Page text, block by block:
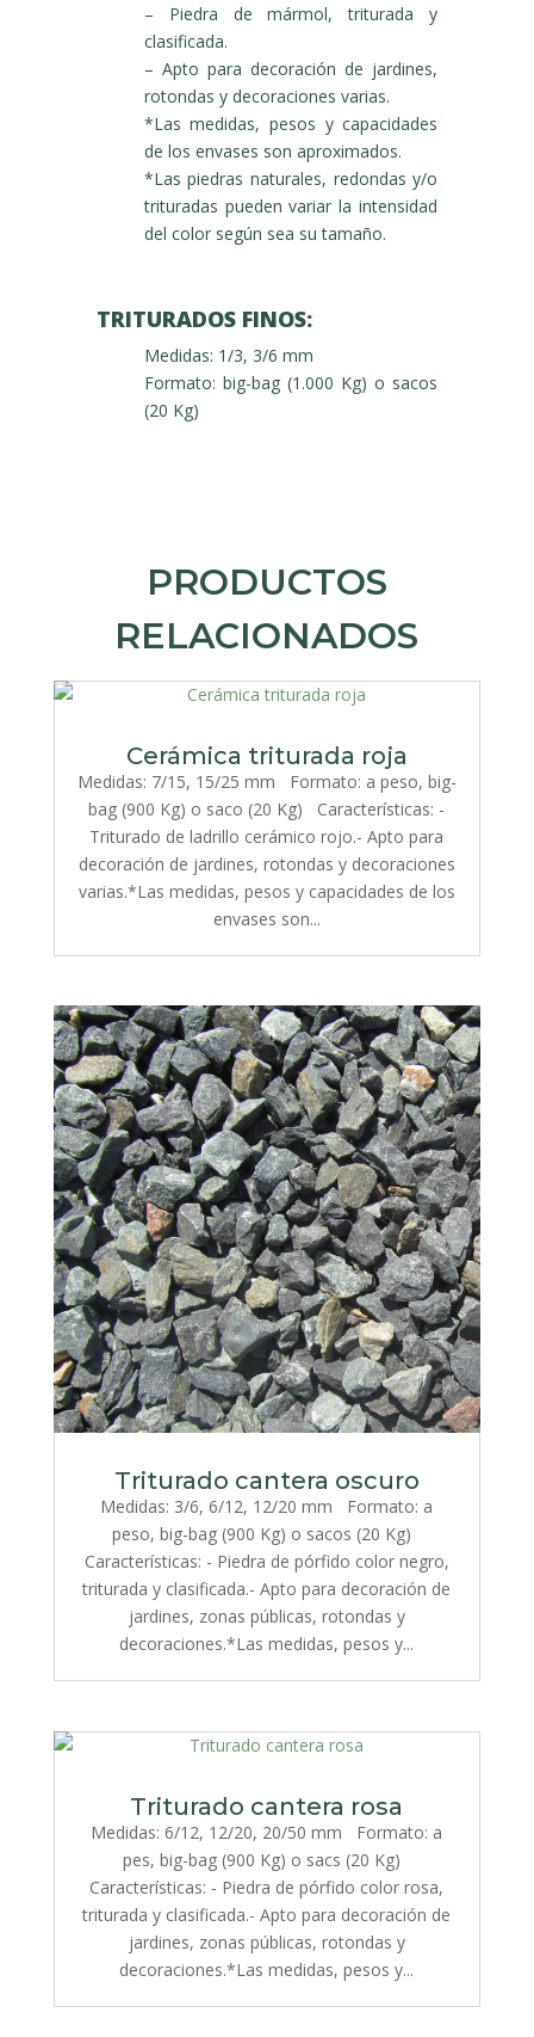
– Piedra de mármol, triturada y
clasificada.
– Apto para decoración de jardines,
rotondas y decoraciones varias.
*Las medidas, pesos y capacidades
de los envases son aproximados.
*Las piedras naturales, redondas y/o
trituradas pueden variar la intensidad
del color según sea su tamaño.
TRITURADOS FINOS:
Medidas: 1/3, 3/6 mm
Formato: big-bag (1.000 Kg) o sacos
(20 Kg)
PRODUCTOS
RELACIONADOS
Cerámica triturada roja
Medidas: 7/15, 15/25 mm Formato: a peso, big-
bag (900 Kg) o saco (20 Kg) Características: -
Triturado de ladrillo cerámico rojo.- Apto para
decoración de jardines, rotondas y decoraciones
varias.*Las medidas, pesos y capacidades de los
envases son...
Triturado cantera oscuro
Medidas: 3/6, 6/12, 12/20 mm Formato: a
peso, big-bag (900 Kg) o sacos (20 Kg)
Características: - Piedra de pórfido color negro,
triturada y clasificada.- Apto para decoración de
jardines, zonas públicas, rotondas y
decoraciones.*Las medidas, pesos y...
Triturado cantera rosa
Medidas: 6/12, 12/20, 20/50 mm Formato: a
pes, big-bag (900 Kg) o sacs (20 Kg)
Características: - Piedra de pórfido color rosa,
triturada y clasificada.- Apto para decoración de
jardines, zonas públicas, rotondas y
decoraciones.*Las medidas, pesos y...